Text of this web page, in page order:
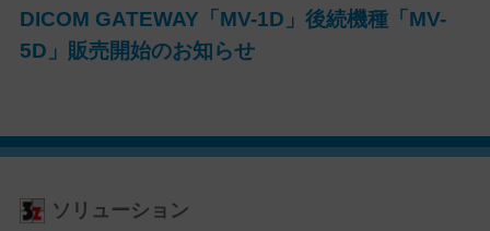
DICOM GATEWAY「MV-1D」後続機種「MV-
5D」販売開始のお知らせ
ソリューション